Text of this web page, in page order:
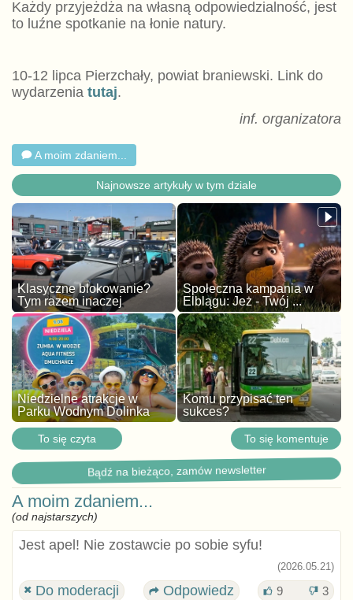
Każdy przyjeżdża na własną odpowiedzialność, jest
to luźne spotkanie na łonie natury.
10-12 lipca Pierzchały, powiat braniewski. Link do
wydarzenia tutaj.
inf. organizatora
A moim zdaniem...
Najnowsze artykuły w tym dziale
Klasyczne blokowanie?
Tym razem inaczej
Społeczna kampania w
Elblągu: Jeż - Twój ...
Niedzielne atrakcje w
Parku Wodnym Dolinka
Komu przypisać ten
sukces?
To się czyta To się komentuje
Bądź na bieżąco, zamów newsletter
A moim zdaniem...
(od najstarszych)
Jest apel! Nie zostawcie po sobie syfu!
(2026.05.21)
Do moderacji Odpowiedz 9 3